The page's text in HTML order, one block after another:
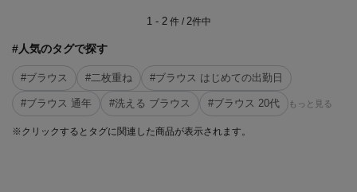
1 - 2件 / 2件中
#人気のタグで探す
#ブラウス #二枚重ね #ブラウス はじめての出勤日
#ブラウス 通年 #洗える ブラウス #ブラウス 20代 もっと見る
※クリックするとタグに関連した商品が表示されます。